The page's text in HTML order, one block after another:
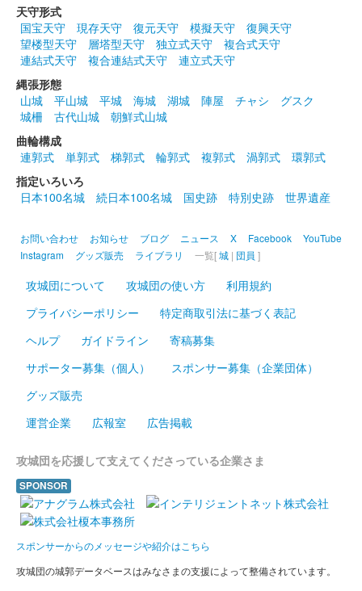
令和5年度花シリーズ。
八幡山城 記念御朱印 令和5年度版 シクラメン
令和5年度花シリーズ。
八幡山城 記念御朱印 令和5年度版 桜
令和5年度花シリーズ。
八幡山城 記念御朱印 令和5年度版 ひまわり
令和5年度花シリーズ。
八幡山城 記念御朱印 ひまわり
八幡山城 記念御朱印
八幡山城 記念御朱印 令和3年限定 秋桜
薄い和紙に菊の御門（朱肉、押捺）と豊臣秀次の家紋（黒色、印
刷）がデザインされた御城印。
八幡山城 記念御朱印 あじさい
天守形式
国宝天守
現存天守 復元天守 模擬天守
復興天守
望楼型天守
層塔型天守 独立式天守
複合式天守
連結式天守
複合連結式天守
連立式天守
縄張形態
山城
平山城 平城 海城 湖城 陣屋 チャシ
グスク
城柵
古代山城
朝鮮式山城
曲輪構成
連郭式
単郭式 梯郭式 輪郭式 複郭式 渦郭式
環郭式
指定いろいろ
日本100名城
続日本100名城 国史跡 特別史跡 世界遺産
お問い合わせ お知らせ ブログ ニュース X Facebook
YouTube
Instagram
グッズ販売 ライブラリ 一覧[城 | 団員 ]
攻城団について 攻城団の使い方
利用規約
プライバシーポリシー
特定商取引法に基づく表記
ヘルプ
ガイドライン
寄稿募集
サポーター募集（個人）
スポンサー募集（企業団体）
グッズ販売
運営企業
広報室 広告掲載
攻城団を応援して支えてくださっている企業さま
SPONSOR
スポンサーからのメッセージや紹介はこちら
攻城団の城郭データベースはみなさまの支援によって整備されています。